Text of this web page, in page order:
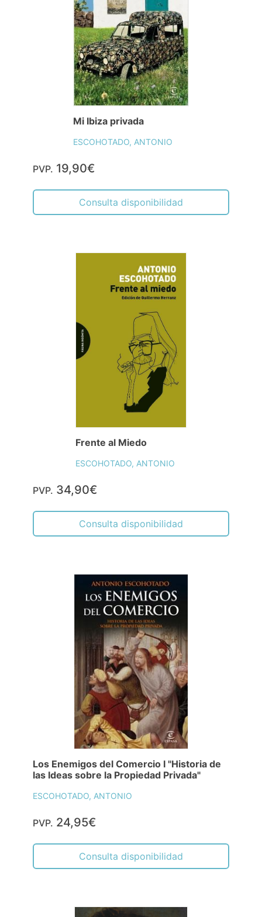
Mi Ibiza privada
ESCOHOTADO, ANTONIO
PVP. 19,90€
Consulta disponibilidad
Frente al Miedo
ESCOHOTADO, ANTONIO
PVP. 34,90€
Consulta disponibilidad
Los Enemigos del Comercio I "Historia de
las Ideas sobre la Propiedad Privada"
ESCOHOTADO, ANTONIO
PVP. 24,95€
Consulta disponibilidad